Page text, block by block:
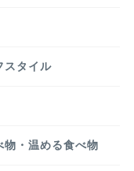
スタイル
物・温める食べ物